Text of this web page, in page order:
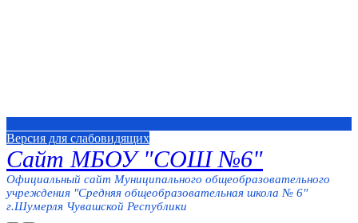
Версия для слабовидящих
Сайт МБОУ "СОШ №6"
Официальный сайт Муниципального общеобразовательного
учреждения "Средняя общеобразовательная школа № 6"
г.Шумерля Чувашской Республики